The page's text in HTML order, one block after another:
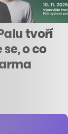
tvoří
o co